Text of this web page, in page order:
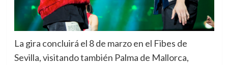
La gira concluirá el 8 de marzo en el Fibes de
Sevilla, visitando también Palma de Mallorca,